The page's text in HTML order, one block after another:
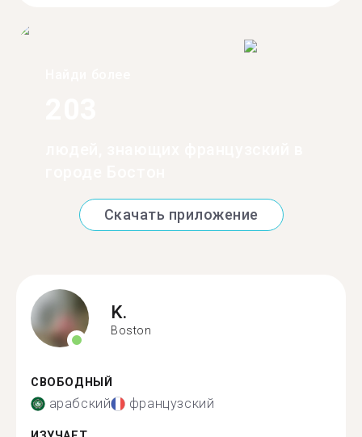
Скачать приложение
K.
Boston
СВОБОДНЫЙ
арабский французский